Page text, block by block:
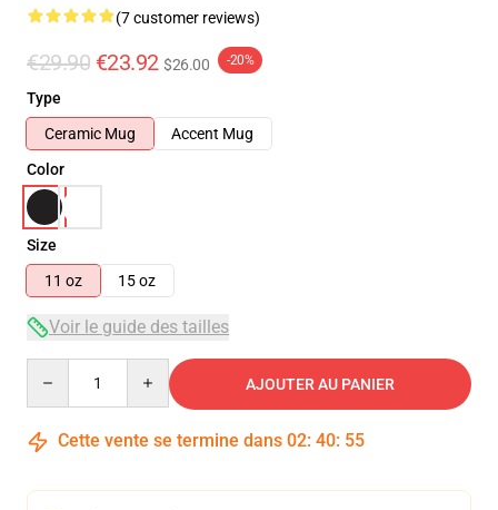
(7 customer reviews)
€29.90 €23.92 $26.00 -20%
Type
Ceramic Mug
Accent Mug
Color
Size
11 oz
15 oz
Voir le guide des tailles
AJOUTER AU PANIER
Cette vente se termine dans 02: 40: 54